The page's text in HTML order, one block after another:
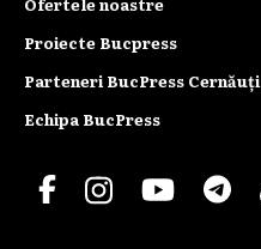
Proiecte Bucpress
Parteneri BucPress Cernăuți
Echipa BucPress